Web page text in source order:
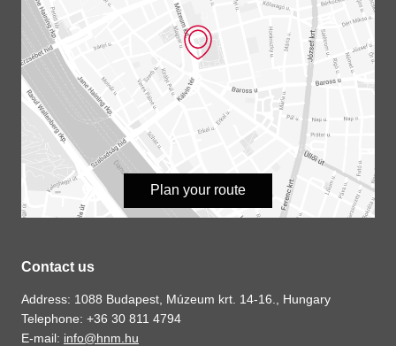
Plan your route
Contact us
Address: 1088 Budapest, Múzeum krt. 14-16., Hungary
Telephone: +36 30 811 4794
E-mail: info@hnm.hu